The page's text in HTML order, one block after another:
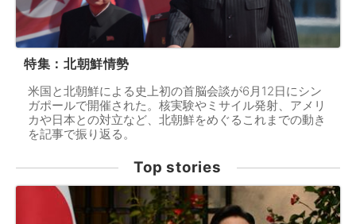
特集：北朝鮮情勢
米国と北朝鮮による史上初の首脳会談が6月12日にシン
ガポールで開催された。核実験やミサイル発射、アメリ
カや日本との対立など、北朝鮮をめぐるこれまでの動き
を記事で振り返る。
Top stories